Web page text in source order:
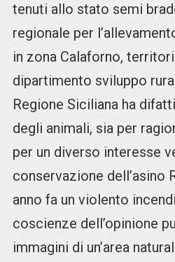
tenuti allo stato semi
regionale per
in zona Calaforno,
dipartimento sviluppo
Regione Siciliana ha
degli animali, sia per
per un diverso interesse
conservazione dell’asino
anno fa un violento
coscienze dell’opinione
immagini di un’area